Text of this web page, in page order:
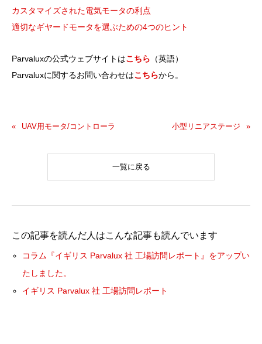
カスタマイズされた電気モータの利点
適切なギヤードモータを選ぶための4つのヒント
Parvaluxの公式ウェブサイトはこちら （英語）
Parvaluxに関するお問い合わせはこちらから。
UAV用モータ/コントローラ
一覧に戻る
小型リニアステージ
この記事を読んだ人はこんな記事も読んでいます
コラム『イギリス Parvalux 社 工場訪問レポート』をアップい
たしました。
イギリス Parvalux 社 工場訪問レポート